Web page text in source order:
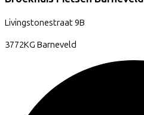
Livingstonestraat9B
3772KG Barneveld